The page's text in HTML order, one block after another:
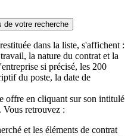
de votre recherche
dans la liste, s'affichent :
la nature du contrat et la
si précisé, les 200
du poste, la date de
offre en cliquant sur son intitulé
Vous retrouvez :
et les éléments de contrat